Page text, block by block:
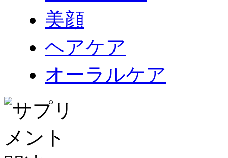
美顔
ヘアケア
オーラルケア